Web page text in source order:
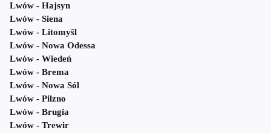
Lwów - Hajsyn
Lwów - Siena
Lwów - Litomyšl
Lwów - Nowa Odessa
Lwów - Wiedeń
Lwów - Brema
Lwów - Nowa Sól
Lwów - Pilzno
Lwów - Brugia
Lwów - Trewir